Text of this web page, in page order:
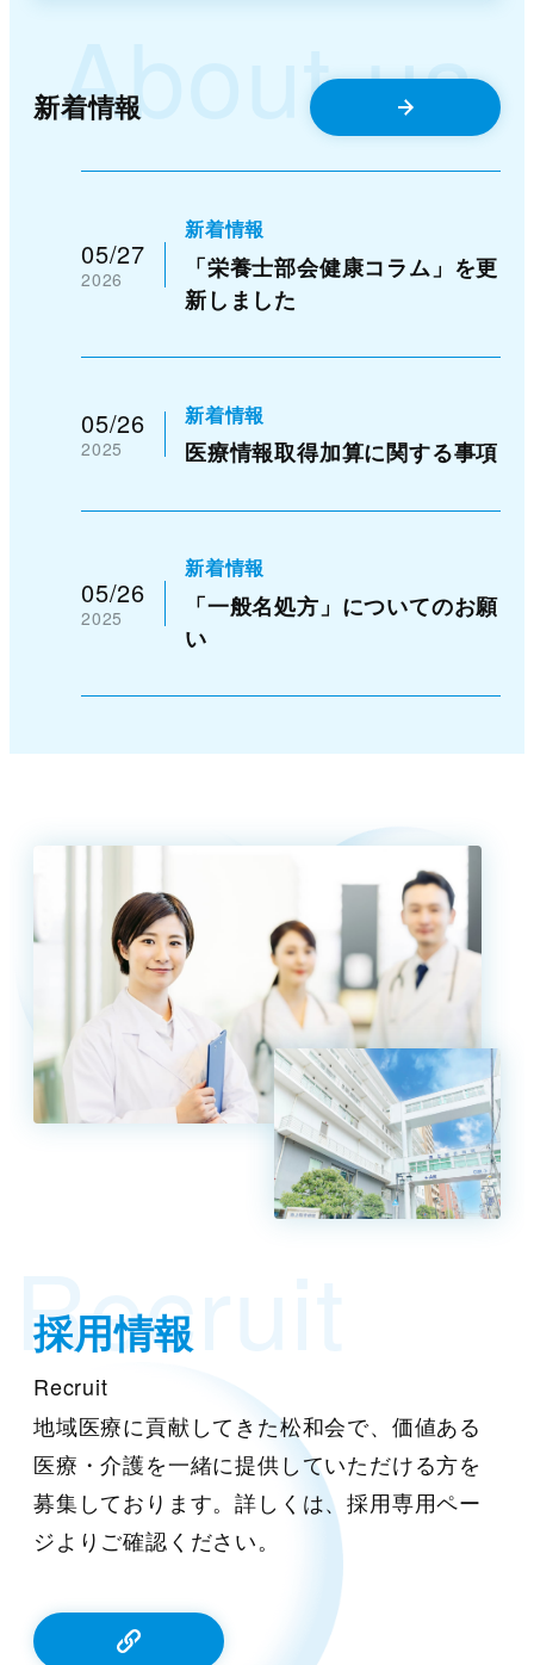
新着情報
About us
05/27
2026
新着情報
「栄養士部会健康コラム」を更
新しました
05/26
2025
新着情報
医療情報取得加算に関する事項
05/26
2025
新着情報
「一般名処方」についてのお願
い
Recruit
採用情報
Recruit
地域医療に貢献してきた松和会で、価値ある
医療・介護を一緒に提供していただける方を
募集しております。詳しくは、採用専用ペー
ジよりご確認ください。